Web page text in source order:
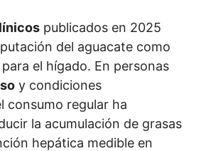
publicados en 2025
del aguacate como
para el hígado. En personas
y condiciones
consumo regular ha
la acumulación de grasas
hepática medible en